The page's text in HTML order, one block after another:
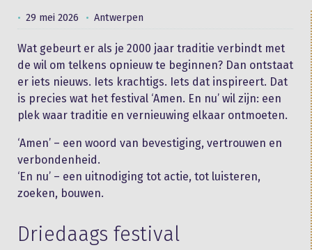
29 mei 2026 Antwerpen
Wat gebeurt er als je 2000 jaar traditie verbindt met
de wil om telkens opnieuw te beginnen? Dan ontstaat
er iets nieuws. Iets krachtigs. Iets dat inspireert. Dat
is precies wat het festival ‘Amen. En nu’ wil zijn: een
plek waar traditie en vernieuwing elkaar ontmoeten.
‘Amen’ – een woord van bevestiging, vertrouwen en
verbondenheid.
‘En nu’ – een uitnodiging tot actie, tot luisteren,
zoeken, bouwen.
Driedaags festival